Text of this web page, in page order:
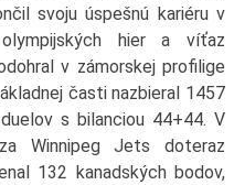
svoju úspešnú kariéru v
hier a víťaz
v zámorskej profilige
časti nazbieral 1457
s bilanciou 44+44. V
Winnipeg Jets doteraz
132 kanadských bodov,